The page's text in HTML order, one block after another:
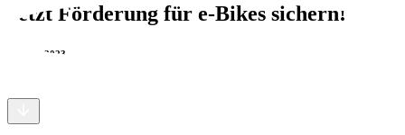
Jetzt Förderung für e-Bikes sichern!
7. März 2023